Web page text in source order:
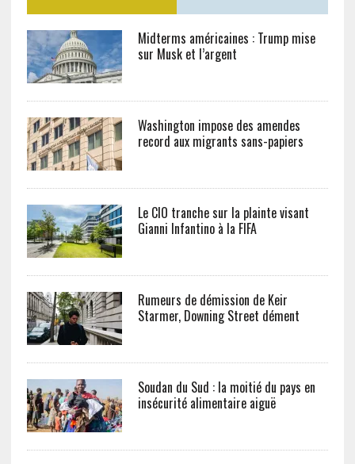
Midterms américaines : Trump mise
sur Musk et l’argent
Washington impose des amendes
record aux migrants sans-papiers
Le CIO tranche sur la plainte visant
Gianni Infantino à la FIFA
Rumeurs de démission de Keir
Starmer, Downing Street dément
Soudan du Sud : la moitié du pays en
insécurité alimentaire aiguë